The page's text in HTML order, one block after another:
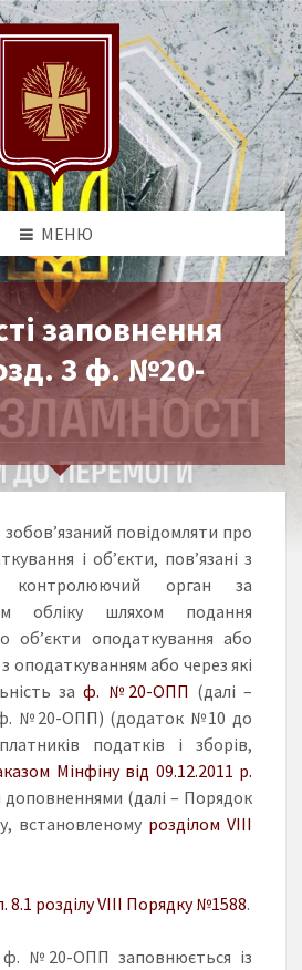
МЕНЮ
заповнення
3 ф. №20-
повідомляти про
і об’єкти, пов’язані з
контролюючий орган за
обліку шляхом подання
об’єкти оподаткування або
з оподаткуванням або через які
заф. №20-ОПП (далі –
ф. №20-ОПП) (додаток №10 до
податків і зборів,
Мінфіну від 09.12.2011 р.
доповненнями (далі – Порядок
встановленому розділом VIIІ
8.1 розділу VIIІ Порядку №1588.
ф. №20-ОПП заповнюється із